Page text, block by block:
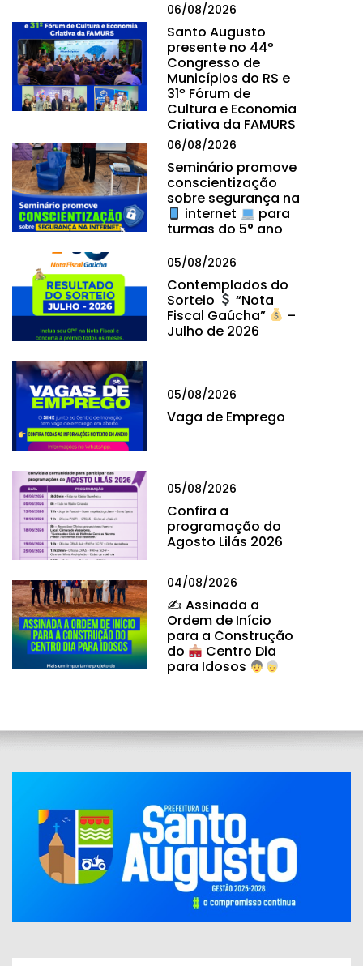
06/08/2026
Santo Augusto
presente no 44º
Congresso de
Municípios do RS e
31º Fórum de
Cultura e Economia
Criativa da FAMURS
06/08/2026
Seminário promove
conscientização
sobre segurança na
internet
para
turmas do 5° ano
05/08/2026
Contemplados do
Sorteio
“Nota
Fiscal Gaúcha”
–
Julho de 2026
05/08/2026
Vaga de Emprego
05/08/2026
Confira a
programação do
Agosto Lilás 2026
04/08/2026
✍ Assinada a
Ordem de Início
para a Construção
do
Centro Dia
para Idosos